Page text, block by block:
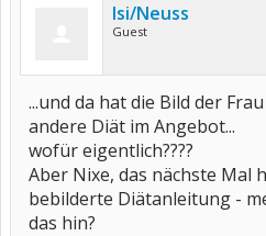
Isi/Neuss
Guest
...und da hat die Bild der
andere Diät im Angebot...
wofür eigentlich????
Aber Nixe, das nächste Mal
bebilderte Diätanleitung -
das hin?